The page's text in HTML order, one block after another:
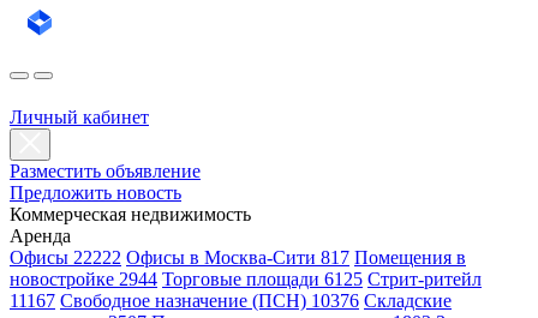
Личный кабинет
Разместить объявление
Предложить новость
Коммерческая недвижимость
Аренда
Офисы 22222 Офисы в Москва-Сити 817 Помещения в
новостройке 2944 Торговые площади 6125 Стрит-ритейл
11167 Свободное назначение (ПСН) 10376 Складские